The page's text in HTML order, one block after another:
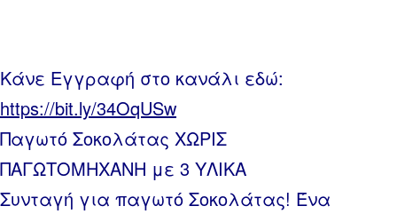
Κάνε Εγγραφή στο κανάλι εδώ:
https://bit.ly/34OqUSw
Παγωτό Σοκολάτας ΧΩΡΙΣ
ΠΑΓΩΤΟΜΗΧΑΝΗ με 3 ΥΛΙΚΑ
Συνταγή για παγωτό Σοκολάτας! Ένα